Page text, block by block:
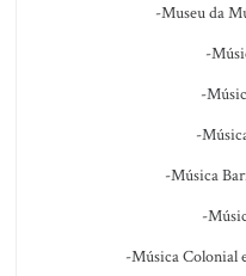
-Museu da
-
-
-
-Música
-
-Música Colonial